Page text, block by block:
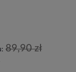
89,90 zł